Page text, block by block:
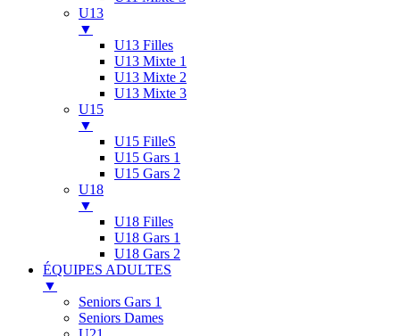
U13
▼
U13 Filles
U13 Mixte 1
U13 Mixte 2
U13 Mixte 3
U15
▼
U15 FilleS
U15 Gars 1
U15 Gars 2
U18
▼
U18 Filles
U18 Gars 1
U18 Gars 2
ÉQUIPES ADULTES
▼
Seniors Gars 1
Seniors Dames